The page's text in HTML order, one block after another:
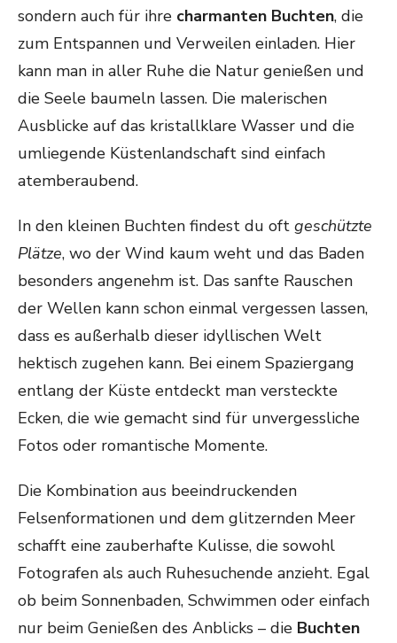
sondern auch für ihre charmanten Buchten, die
zum Entspannen und Verweilen einladen. Hier
kann man in aller Ruhe die Natur genießen und
die Seele baumeln lassen. Die malerischen
Ausblicke auf das kristallklare Wasser und die
umliegende Küstenlandschaft sind einfach
atemberaubend.
In den kleinen Buchten findest du oft geschützte
Plätze, wo der Wind kaum weht und das Baden
besonders angenehm ist. Das sanfte Rauschen
der Wellen kann schon einmal vergessen lassen,
dass es außerhalb dieser idyllischen Welt
hektisch zugehen kann. Bei einem Spaziergang
entlang der Küste entdeckt man versteckte
Ecken, die wie gemacht sind für unvergessliche
Fotos oder romantische Momente.
Die Kombination aus beeindruckenden
Felsenformationen und dem glitzernden Meer
schafft eine zauberhafte Kulisse, die sowohl
Fotografen als auch Ruhesuchende anzieht. Egal
ob beim Sonnenbaden, Schwimmen oder einfach
nur beim Genießen des Anblicks – die Buchten